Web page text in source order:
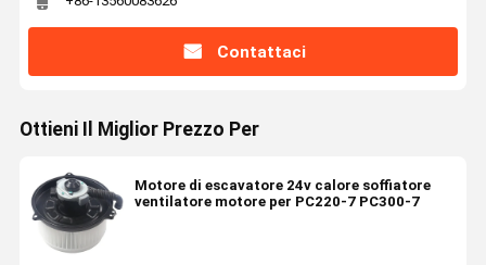
Contattaci
Ottieni Il Miglior Prezzo Per
Motore di escavatore 24v calore soffiatore
ventilatore motore per PC220-7 PC300-7